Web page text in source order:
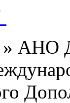
» АНО